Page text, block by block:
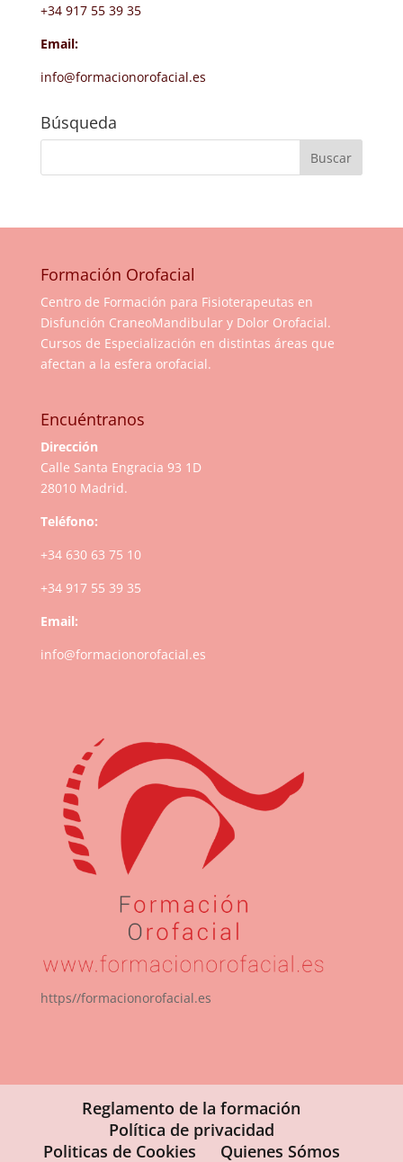
+34 917 55 39 35
Email:
info@formacionorofacial.es
Búsqueda
Formación Orofacial
Centro de Formación para Fisioterapeutas en
Disfunción CraneoMandibular y Dolor Orofacial.
Cursos de Especialización en distintas áreas que
afectan a la esfera orofacial.
Encuéntranos
Dirección
Calle Santa Engracia 93 1D
28010 Madrid.
Teléfono:
+34 630 63 75 10
+34 917 55 39 35
Email:
info@formacionorofacial.es
https//formacionorofacial.es
Reglamento de la formación
Política de privacidad
Politicas de Cookies
Quienes Sómos